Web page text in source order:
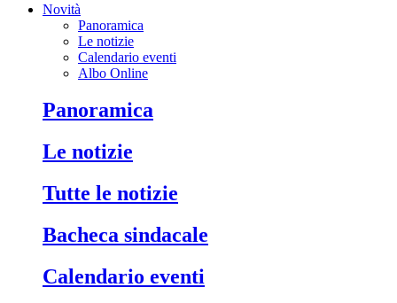
Novità
Panoramica
Le notizie
Calendario eventi
Albo Online
panoramica
le notizie
tutte le notizie
bacheca sindacale
calendario eventi